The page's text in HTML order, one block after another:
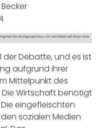
der Debatte, und es ist
aufgrund ihrer
Mittelpunkt des
Die Wirtschaft benötigt
eingefleischten
sozialen Medien